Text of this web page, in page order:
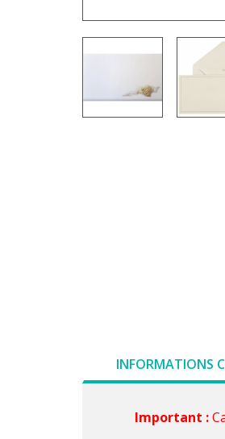
INFORMATIONS
Important :